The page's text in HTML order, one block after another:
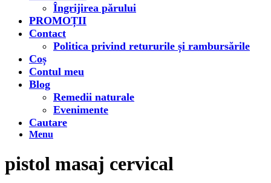
Îngrijirea părului
PROMOȚII
Contact
Politica privind retururile și rambursările
Coș
Contul meu
Blog
Remedii naturale
Evenimente
Cautare
Menu
pistol masaj cervical